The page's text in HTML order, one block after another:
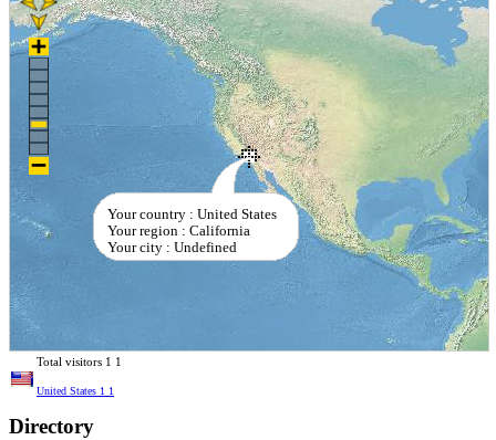
Your country : United States
Your region : California
Your city : Undefined
Total visitors 1 1
United States 1 1
Directory